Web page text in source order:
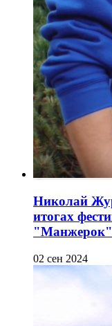
Николай
итогах
"Манжерок"
02 сен 2024